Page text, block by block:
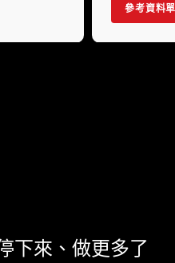
參考資料
下來、做更多了